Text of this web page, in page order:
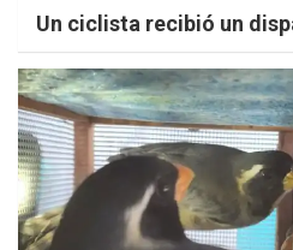
Un ciclista recibió un